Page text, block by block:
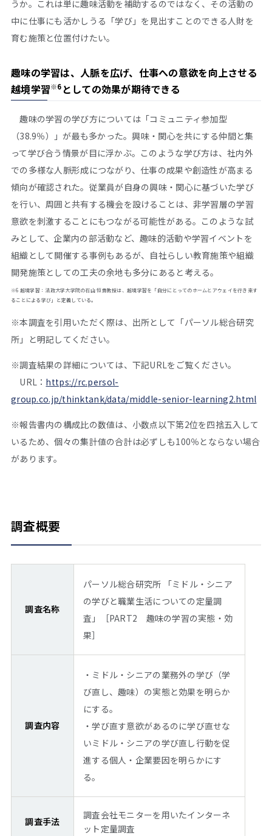
うか。これは単に趣味活動を補助するのではなく、その活動の
中に仕事にも活かしうる「学び」を見出すことのできる人財を
育む施策と位置付けたい。
趣味の学習は、人脈を広げ、仕事への意欲を向上させる
越境学習※6としての効果が期待できる
趣味の学習の学び方については「コミュニティ参加型
（38.9％）」が最も多かった。興味・関心を共にする仲間と集
って学び合う情景が目に浮かぶ。このような学び方は、社内外
での多様な人脈形成につながり、仕事の成果や創造性が高まる
傾向が確認された。従業員が自身の興味・関心に基づいた学び
を行い、周囲と共有する機会を設けることは、非学習層の学習
意欲を刺激することにもつながる可能性がある。このような試
みとして、企業内の部活動など、趣味的活動や学習イベントを
組織として開催する事例もあるが、自社らしい教育施策や組織
開発施策としての工夫の余地も多分にあると考える。
※6 越境学習：法政大学大学院の石山 恒貴教授は、越境学習を「自分にとってのホームとアウェイを行き来す
ることによる学び」と定義している。
※本調査を引用いただく際は、出所として「パーソル総合研究
所」と明記してください。
※調査結果の詳細については、下記URLをご覧ください。
URL： https://rc.persol-
group.co.jp/thinktank/data/middle-senior-learning2.html
※報告書内の構成比の数値は、小数点以下第2位を四捨五入して
いるため、個々の集計値の合計は必ずしも100％とならない場合
があります。
調査概要
調査名称
パーソル総合研究所 「ミドル・シニア
の学びと職業生活についての定量調
査」［PART2 趣味の学習の実態・効
果］
調査内容
・ミドル・シニアの業務外の学び（学
び直し、趣味）の実態と効果を明らか
にする。
・学び直す意欲があるのに学び直せな
いミドル・シニアの学び直し行動を促
進する個人・企業要因を明らかにす
る。
調査手法
調査会社モニターを用いたインターネ
ット定量調査